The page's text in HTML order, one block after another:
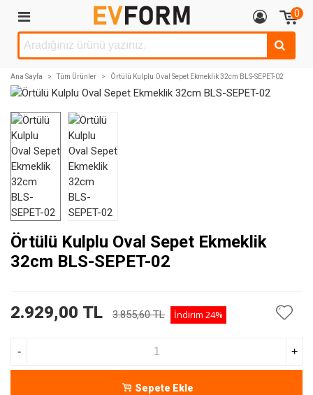
0
Ana Sayfa > Tüm Ürünler > Örtülü Kulplu Oval Sepet Ekmeklik 32cm BLS-SEPET-02
Örtülü Kulplu Oval Sepet Ekmeklik
32cm BLS-SEPET-02
2.929,00 TL 3.855,60 TL İndirim 24%
- +
Sepete Ekle